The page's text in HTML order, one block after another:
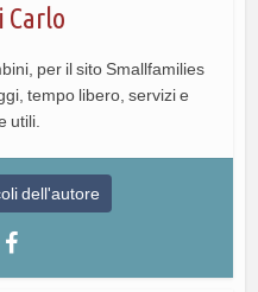
Carlo
per il sito Smallfamilies
tempo libero, servizi e
utili.
dell'autore